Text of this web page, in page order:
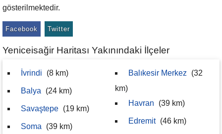
gösterilmektedir.
Facebook Twitter
Yeniceisağir Haritası Yakınındaki İlçeler
İvrindi (8 km)
Balya (24 km)
Savaştepe (19 km)
Soma (39 km)
Balıkesir Merkez
(32
km)
Havran
(39 km)
Edremit (46 km)